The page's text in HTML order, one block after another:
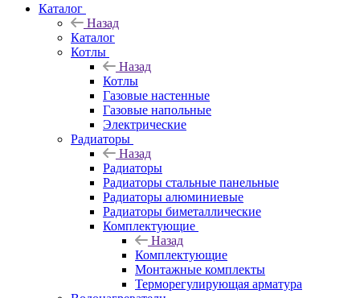
Каталог
Назад
Каталог
Котлы
Назад
Котлы
Газовые настенные
Газовые напольные
Электрические
Радиаторы
Назад
Радиаторы
Радиаторы стальные панельные
Радиаторы алюминиевые
Радиаторы биметаллические
Комплектующие
Назад
Комплектующие
Монтажные комплекты
Терморегулирующая арматура